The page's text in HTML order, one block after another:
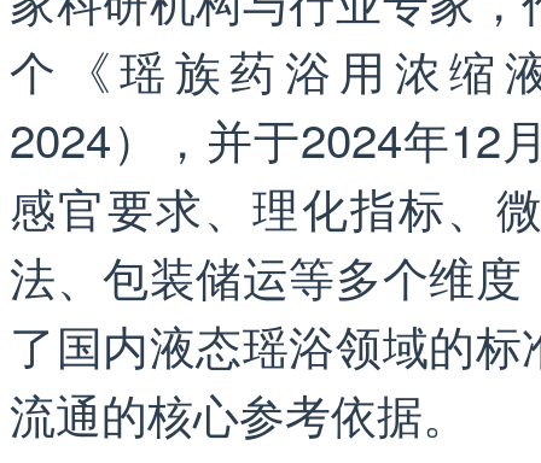
个《瑶族药浴用浓缩
2024），并于2024年12
感官要求、理化指标、
法、包装储运等多个维
了国内液态瑶浴领域的
流通的核心参考依据。